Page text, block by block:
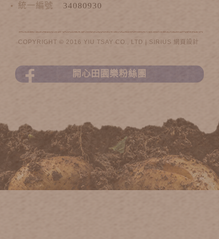
統一編號
34080930
COPYRIGHT © 2016 YIU TSAY CO., LTD | SIRIUS 網頁設計
開心田園樂粉絲團